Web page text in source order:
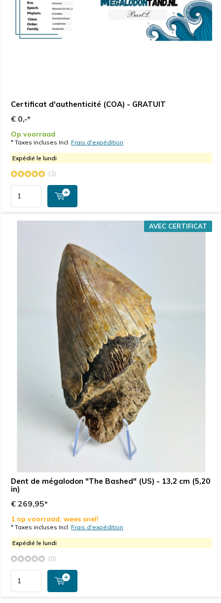
Certificat d'authenticité (COA) - GRATUIT
€ 0,-*
Op voorraad
* Taxes incluses Incl. Frais d'expédition
Expédié le lundi
(3)
Dent de mégalodon "The Bashed" (US) - 13,2 cm (5,20
in)
AVEC CERTIFICAT
€ 269,95*
1 op voorraad, wees snel!
* Taxes incluses Incl. Frais d'expédition
Expédié le lundi
(0)